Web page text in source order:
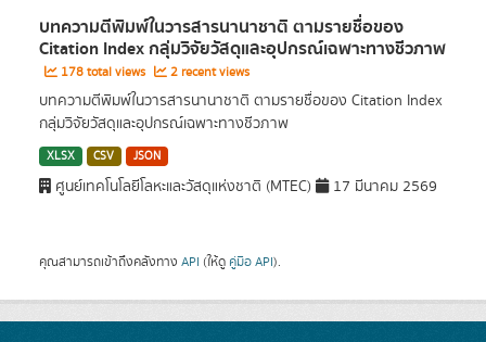
บทความตีพิมพ์ในวารสารนานาชาติ ตามรายชื่อของ
Citation Index กลุ่มวิจัยวัสดุและอุปกรณ์เฉพาะทางชีวภาพ
178 total views 2 recent views
บทความตีพิมพ์ในวารสารนานาชาติ ตามรายชื่อของ Citation Index
กลุ่มวิจัยวัสดุและอุปกรณ์เฉพาะทางชีวภาพ
XLSX CSV JSON
ศูนย์เทคโนโลยีโลหะและวัสดุแห่งชาติ (MTEC) 17 มีนาคม 2569
คุณสามารถเข้าถึงคลังทาง API (ให้ดู คู่มือ API).